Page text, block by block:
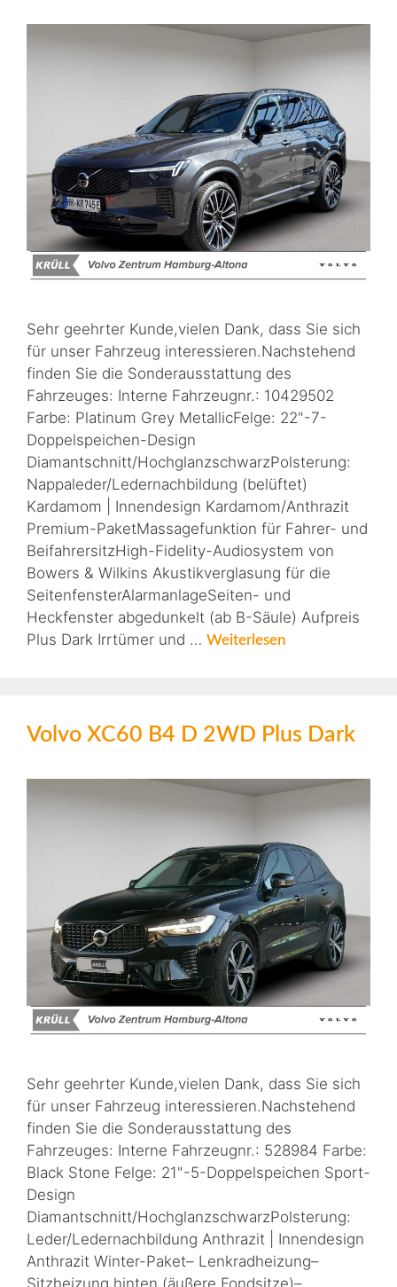
Sehr geehrter Kunde,vielen Dank, dass Sie sich
für unser Fahrzeug interessieren.Nachstehend
finden Sie die Sonderausstattung des
Fahrzeuges: Interne Fahrzeugnr.: 10429502
Farbe: Platinum Grey MetallicFelge: 22"-7-
Doppelspeichen-Design
Diamantschnitt/HochglanzschwarzPolsterung:
Nappaleder/Ledernachbildung (belüftet)
Kardamom | Innendesign Kardamom/Anthrazit
Premium-PaketMassagefunktion für Fahrer- und
BeifahrersitzHigh-Fidelity-Audiosystem von
Bowers & Wilkins Akustikverglasung für die
SeitenfensterAlarmanlageSeiten- und
Heckfenster abgedunkelt (ab B-Säule) Aufpreis
Plus Dark Irrtümer und … Weiterlesen
Volvo XC60 B4 D 2WD Plus Dark
Sehr geehrter Kunde,vielen Dank, dass Sie sich
für unser Fahrzeug interessieren.Nachstehend
finden Sie die Sonderausstattung des
Fahrzeuges: Interne Fahrzeugnr.: 528984 Farbe:
Black Stone Felge: 21"-5-Doppelspeichen Sport-
Design
Diamantschnitt/HochglanzschwarzPolsterung:
Leder/Ledernachbildung Anthrazit | Innendesign
Anthrazit Winter-Paket– Lenkradheizung–
Sitzheizung hinten (äußere Fondsitze)–